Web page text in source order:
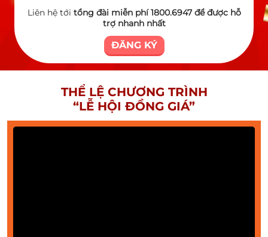
Liên hệ tới tổng đài miễn phí 1800.6947 để được hỗ
trợ nhanh nhất
ĐĂNG KÝ
THỂ LỆ CHƯƠNG TRÌNH
“LỄ HỘI ĐỒNG GIÁ”